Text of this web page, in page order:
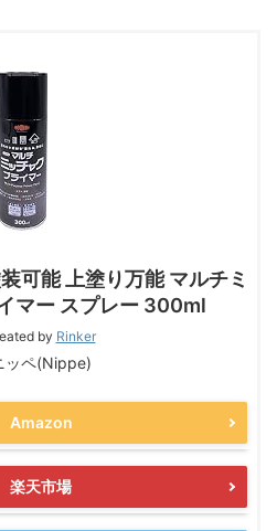
可能 上塗り万能 マルチミ
マー スプレー 300ml
by Rinker
ッペ(Nippe)
Amazon
楽天市場